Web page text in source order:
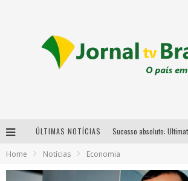
ÚLTIMAS NOTÍCIAS
Home Notícias Economia